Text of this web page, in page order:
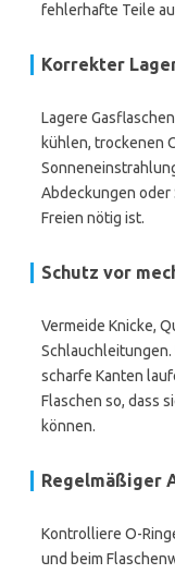
fehlerhafte Teile
Korrekter
Lagere
kühlen, trockenen
Abdeckungen oder
Freien nötig ist.
Schutz vor
Vermeide Knicke,
Schlauchleitungen.
scharfe Kanten
Flaschen so, dass
können.
Regelmäßiger
Kontrolliere O-
und beim